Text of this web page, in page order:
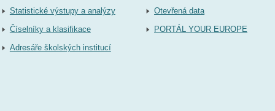
Statistické výstupy a analýzy
Číselníky a klasifikace
Adresáře školských institucí
Otevřená data
PORTÁL YOUR EUROPE